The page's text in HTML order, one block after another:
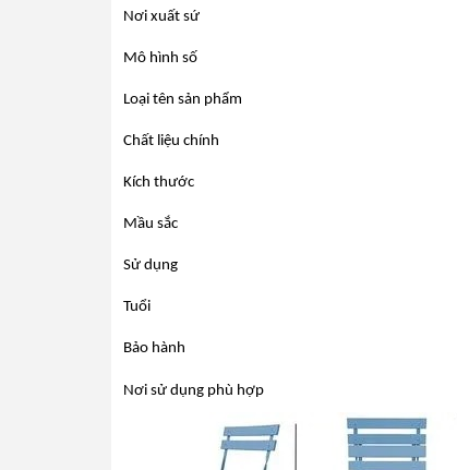
Nơi xuất sứ
Mô hình số
Loại tên sản phẩm
Chất liệu chính
Kích thước
Mầu sắc
Sử dụng
Tuổi
Bảo hành
Nơi sử dụng phù hợp